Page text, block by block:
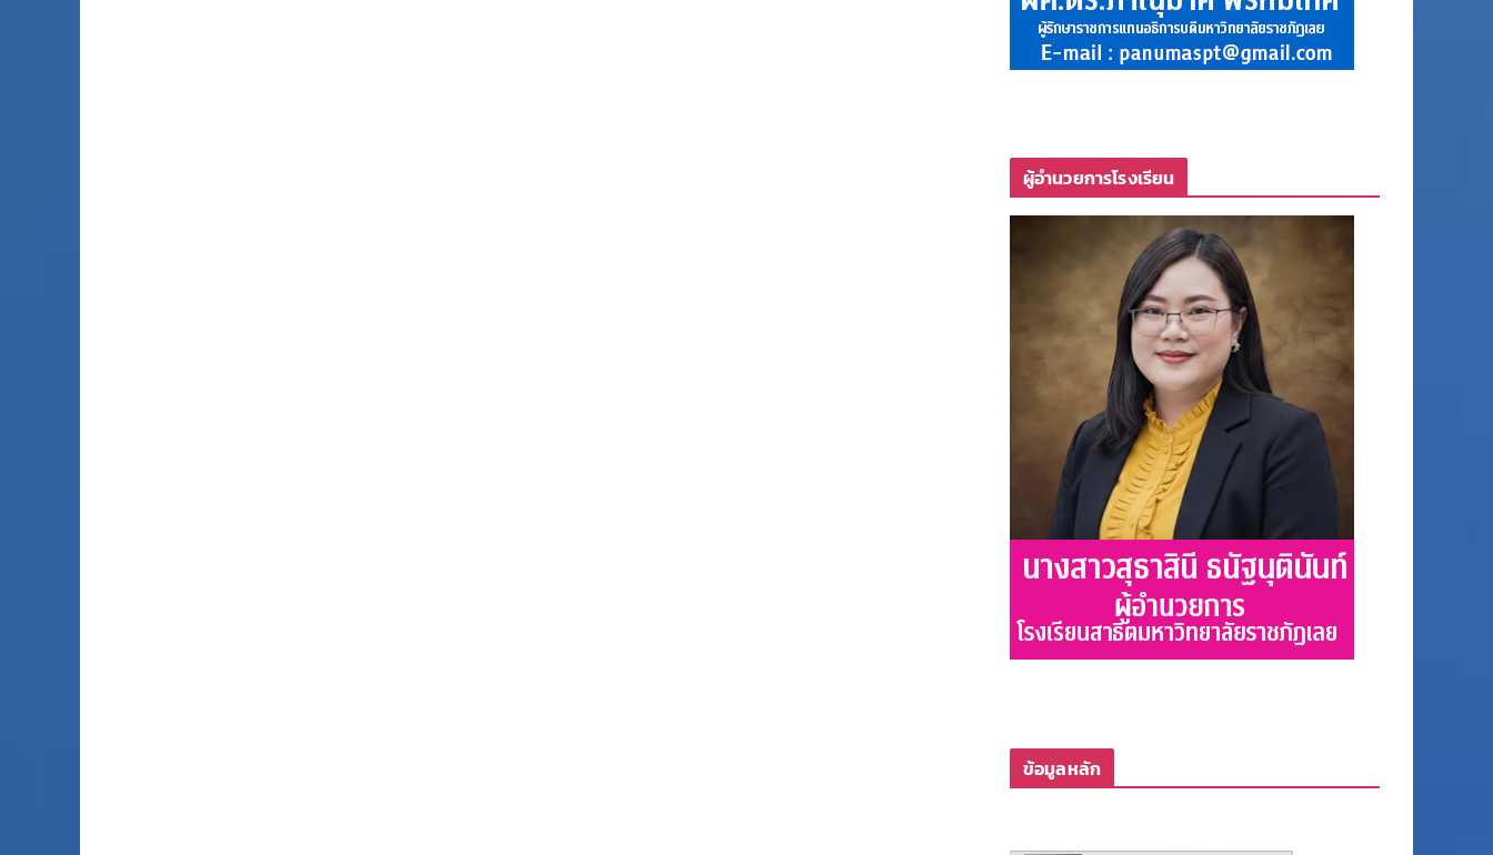
ผู้อำนวยการโรงเรียน
ข้อมูลหลัก